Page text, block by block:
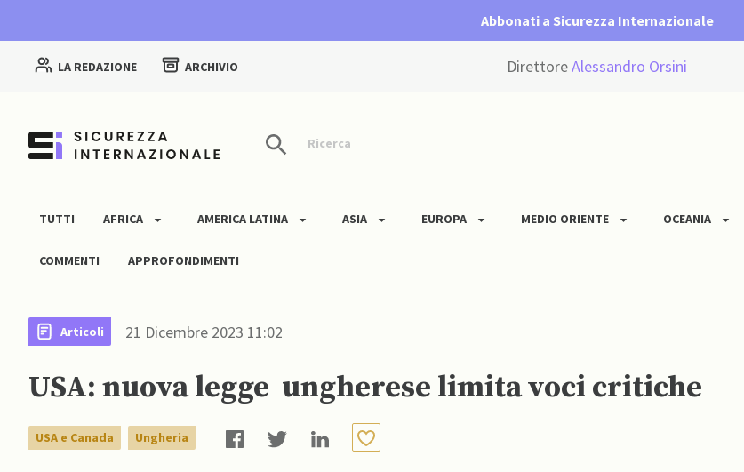
Abbonati a Sicurezza Internazionale
LA REDAZIONE ARCHIVIO DirettoreAlessandro Orsini
Ricerca
TUTTI AFRICA AMERICA LATINA ASIA EUROPA MEDIO ORIENTE OCEANIA
COMMENTI APPROFONDIMENTI
Articoli 21 Dicembre 2023 11:02
USA: nuova legge ungherese limita voci critiche
USA e Canada Ungheria